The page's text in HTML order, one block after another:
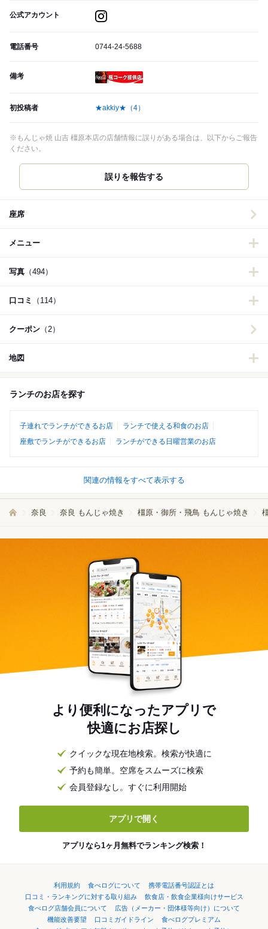
公式アカウント
電話番号 0744-24-5688
備考
初投稿者 ★akkiy★ （4）
※もんじゃ焼 山吉 橿原本店の店舗情報に誤りがある場合は、以下からご報告
ください。
誤りを報告する
座席
メニュー
写真 （494）
口コミ （114）
クーポン （2）
地図
ランチのお店を探す
子連れでランチができるお店
ランチで使える和食のお店
座敷でランチができるお店
ランチができる日曜営業のお店
関連の情報をすべて表示する
奈良 奈良 もんじゃ焼き 橿原・御所・飛鳥 もんじゃ焼き
より便利になったアプリで
快適にお店探し
クイックな現在地検索。検索が快適に
予約も簡単。空席をスムーズに検索
会員登録なし。すぐに利用開始
アプリで開く
アプリなら1ヶ月無料でランキング検索！
利用規約 食べログについて
携帯電話番号認証とは
口コミ・ランキングに対する取り組み
飲食店・飲食企業様向けサービス
食べログ店舗会員について
広告（メーカー・団体様等向け）について
機能改善要望
口コミガイドライン
食べログプレミアム